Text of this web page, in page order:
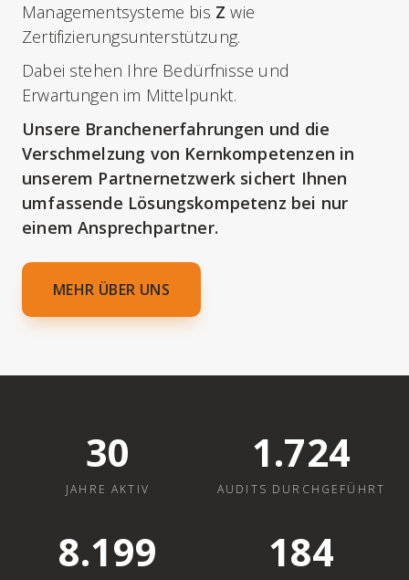
Managementsysteme bis Z wie
Zertifizierungsunterstützung.
Dabei stehen Ihre Bedürfnisse und
Erwartungen im Mittelpunkt.
Unsere Branchenerfahrungen und die
Verschmelzung von Kernkompetenzen in
unserem Partnernetzwerk sichert Ihnen
umfassende Lösungskompetenz bei nur
einem Ansprechpartner.
MEHR ÜBER UNS
30
JAHRE AKTIV
1.724
AUDITS DURCHGEFÜHRT
8.200 184